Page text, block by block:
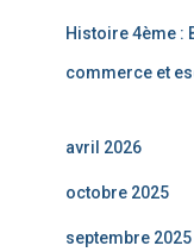
Histoire 4ème :
commerce et
avril 2026
octobre 2025
septembre 2025